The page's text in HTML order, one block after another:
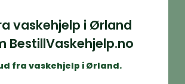
vaskehjelp i Ørland
BestillVaskehjelp.no
fra vaskehjelp i Ørland.